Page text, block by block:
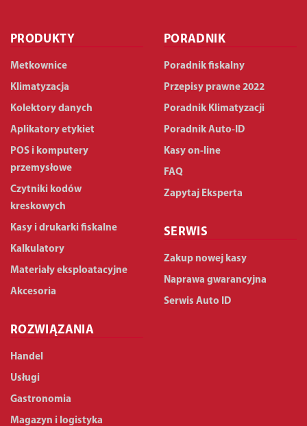
PRODUKTY
Metkownice
Klimatyzacja
Kolektory danych
Aplikatory etykiet
POS i komputery
przemysłowe
Czytniki kodów
kreskowych
Kasy i drukarki fiskalne
Kalkulatory
Materiały eksploatacyjne
Akcesoria
ROZWIĄZANIA
Handel
Usługi
Gastronomia
Magazyn i logistyka
PORADNIK
Poradnik fiskalny
Przepisy prawne 2022
Poradnik Klimatyzacji
Poradnik Auto-ID
Kasy on-line
FAQ
Zapytaj Eksperta
SERWIS
Zakup nowej kasy
Naprawa gwarancyjna
Serwis Auto ID